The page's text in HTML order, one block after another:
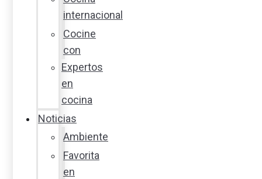
internacional
Cocine
con
Expertos
en
cocina
Noticias
Ambiente
Favorita
en